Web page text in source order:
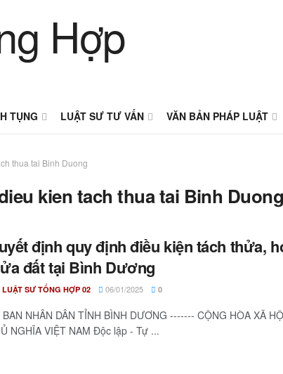
TỤNG LUẬT SƯ TƯ VẤN VĂN BẢN PHÁP LUẬT
thua tai Binh Duong
kien tach thua tai Binh Duong
định quy định điều kiện tách thửa,
đất tại Bình Dương
LUẬT SƯ TỔNG HỢP 02 06/01/2025 0
BAN NHÂN DÂN TỈNH BÌNH DƯƠNG ------- CỘNG HÒA XÃ
NGHĨA VIỆT NAM Độc lập - Tự ...